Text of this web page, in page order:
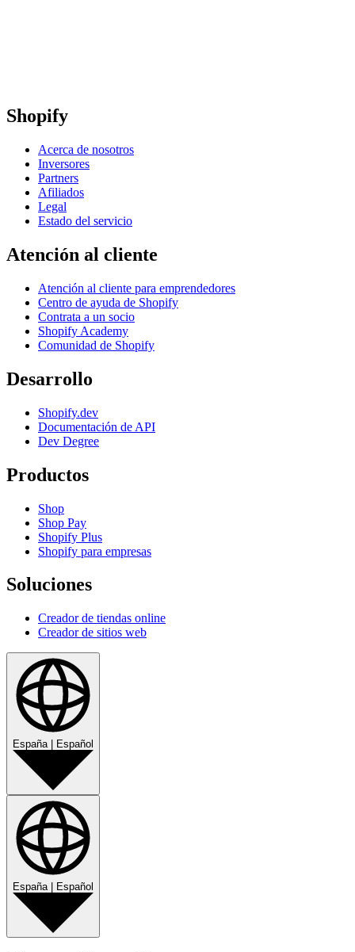
Shopify
Acerca de nosotros
Inversores
Partners
Afiliados
Legal
Estado del servicio
Atención al cliente
Atención al cliente para emprendedores
Centro de ayuda de Shopify
Contrata a un socio
Shopify Academy
Comunidad de Shopify
Desarrollo
Shopify.dev
Documentación de API
Dev Degree
Productos
Shop
Shop Pay
Shopify Plus
Shopify para empresas
Soluciones
Creador de tiendas online
Creador de sitios web
España| Español
España| Español